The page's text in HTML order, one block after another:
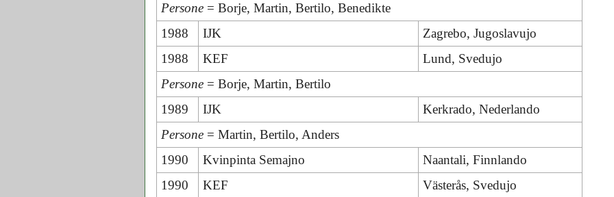
Persone= Borje, Martin, Bertilo, Benedikte
1988
IJK
Zagrebo, Jugoslavujo
1988
KEF
Lund, Svedujo
Persone= Borje, Martin, Bertilo
1989
IJK
Kerkrado, Nederlando
Persone= Martin, Bertilo, Anders
1990
Kvinpinta Semajno
Naantali, Finnlando
1990
KEF
Västerås, Svedujo